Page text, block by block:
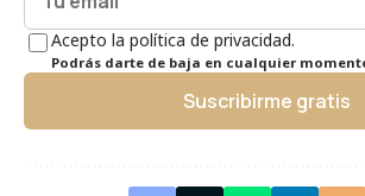
Acepto la política de privacidad.
Podrás darte de baja en cualquier
Suscribirme gratis